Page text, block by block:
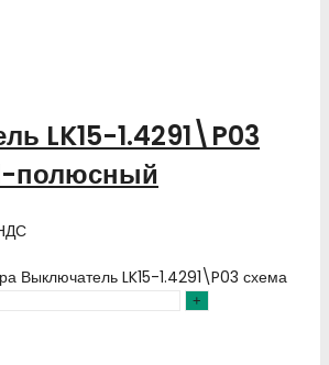
LK15-1.4291\P03
полюсный
Выключатель LK15-1.4291\P03 схема